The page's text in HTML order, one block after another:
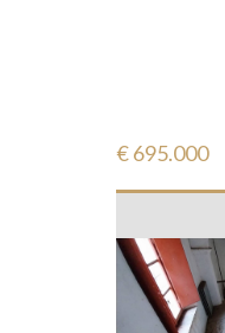
€ 695.000